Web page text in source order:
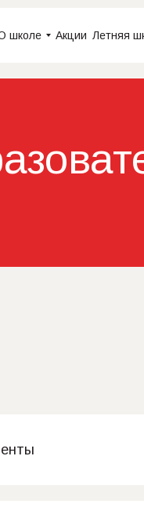
школе Акции Летняя